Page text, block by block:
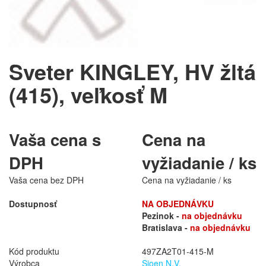
Sveter KINGLEY, HV žltá
(415), veľkosť M
Vaša cena s
DPH
Cena na
vyžiadanie / ks
Vaša cena bez DPH
Cena na vyžiadanie / ks
Dostupnosť
NA OBJEDNÁVKU
Pezinok - na objednávku
Bratislava - na objednávku
Kód produktu
497ZA2T01-415-M
Výrobca
Sioen N.V.